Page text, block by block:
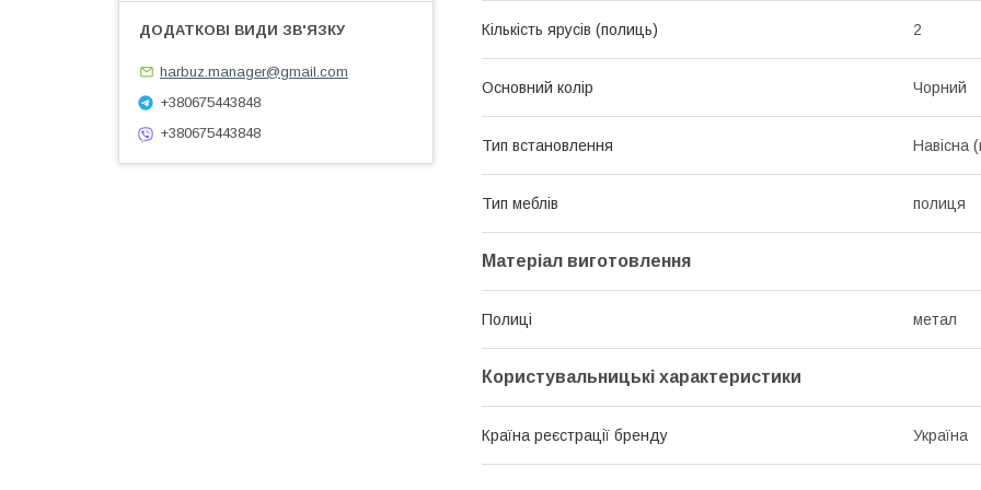
Кількість ярусів (полиць) 2
Основний колір Чорний
Тип встановлення Навісна
Тип меблів полиця
Матеріал виготовлення
Полиці метал
Користувальницькі характеристики
Країна реєстрації бренду Україна
harbuz.manager@gmail.com
+380675443848
+380675443848